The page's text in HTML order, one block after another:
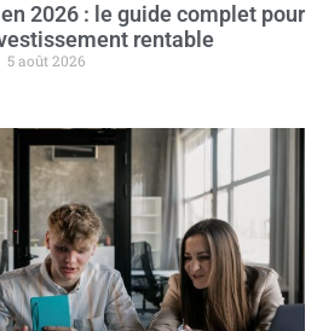
2026 : le guide complet pour
rentable
5 août 2026